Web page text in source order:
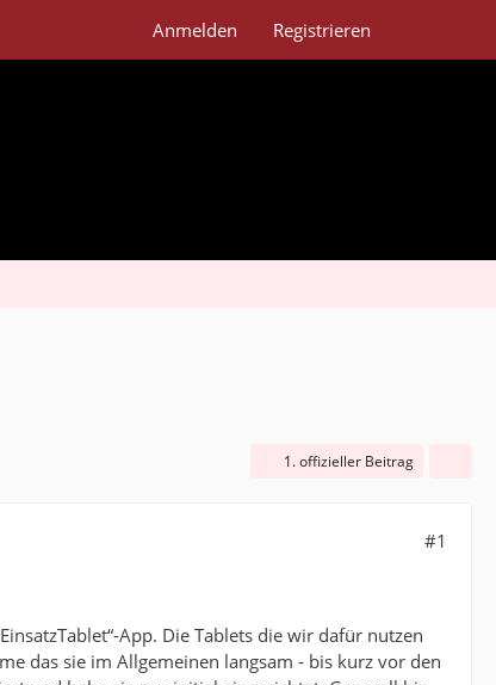
Anmelden Registrieren
1. offizieller Beitrag
#1
App. Die Tablets die wir dafür nutzen
das sie im Allgemeinen langsam - bis kurz vor den